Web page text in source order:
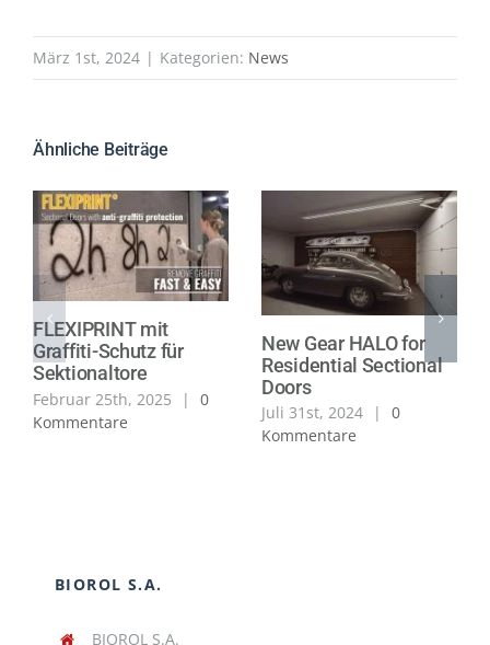
März 1st, 2024 | Kategorien: News
Ähnliche Beiträge
FLEXIPRINT mit
Graffiti-Schutz für
Sektionaltore
Februar 25th, 2025 |
0
Kommentare
New Gear HALO for
Residential Sectional
Doors
Juli 31st, 2024 |
0
Kommentare
BIOROL S.A.
BIOROL S.A.